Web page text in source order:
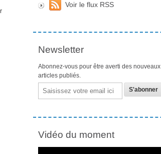
Voir le flux RSS
Newsletter
Abonnez-vous pour être averti des nouveaux
articles publiés.
Email
Vidéo du moment